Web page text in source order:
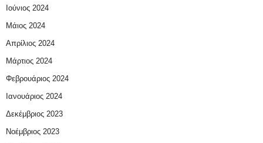
Ιούνιος 2024
Μάιος 2024
Απρίλιος 2024
Μάρτιος 2024
Φεβρουάριος 2024
Ιανουάριος 2024
Δεκέμβριος 2023
Νοέμβριος 2023